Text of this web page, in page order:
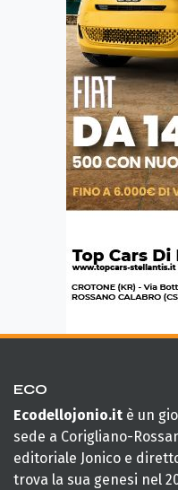
ECO
Ecodellojonio.it è un
sede a Corigliano-
editoriale Jonico e
trova la sua genesi nel